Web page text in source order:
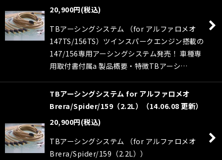
20,900円(税込)
TBアーシングシステム （for アルファロメオ
147TS/156TS）ツインスパークエンジン搭載の
147/156専用アーシングシステム発売！ 車種専
用取付書付属a 製品概要・特徴TBアーシ…
TBアーシングシステム for アルファロメオ
Brera/Spider/159（2.2L）（14.06.08 更新）
20,900円(税込)
TBアーシングシステム （for アルファロメオ
Brera/Spider/159（2.2L））